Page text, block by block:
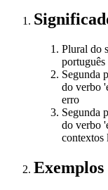
Plural do
português
Segunda
do verbo
erro
Segunda
do verbo
contextos
Exemplos